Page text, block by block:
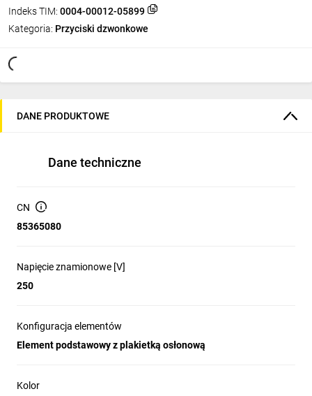
Indeks TIM: 0004-00012-05899
Kategoria: Przyciski dzwonkowe
DANE PRODUKTOWE
Dane techniczne
CN
85365080
Napięcie znamionowe [V]
250
Konfiguracja elementów
Element podstawowy z plakietką osłonową
Kolor